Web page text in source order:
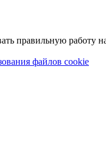
правильную работу
файлов cookie